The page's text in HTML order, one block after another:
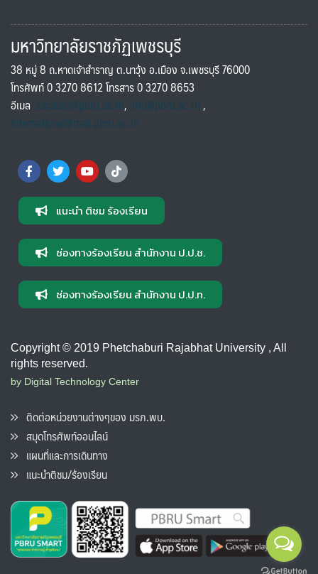
มหาวิทยาลัยราชภัฏเพชรบุรี
38 หมู่ 8 ถ.หาดเจ้าสำราญ ต.นาวุ้ง อ.เมือง จ.เพชรบุรี 76000
โทรศัพท์ 0 3270 8612 โทรสาร 0 3270 8653
อีเมล saraban@pbru.ac.th, info@pbru.ac.th,
international@mail.pbru.ac.th
แนะนำ ติชม ร้องเรียน
ช่องทางร้องเรียน สำนักงาน ป.ป.ช.
ช่องทางร้องเรียน สำนักงาน ป.ป.ท.
Copyright © 2019 Phetchaburi Rajabhat University , All
rights reserved.
by Digital Technology Center
ติดต่อหน่วยงานต่างๆของ มรภ.พบ.
สมุดโทรศัพท์ออนไลน์
แผนที่และการเดินทาง
แนะนำติชม/ร้องเรียน